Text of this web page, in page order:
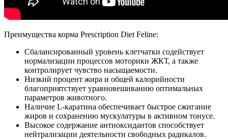
Преимущества корма Prescription Diet Feline:
Сбалансированный уровень клетчатки содействует
нормализации процессов моторики ЖКТ, а также
контролирует чувство насыщаемости.
Низкий процент жира и общей калорийности
благоприятствует уравновешиванию оптимальных
параметров животного.
Наличие L-каратина обеспечивает быстрое сжигание
жиров и сохранению мускулатуры в активном тонусе.
Высокое содержание антиоксидантов способствует
нейтрализации деятельности свободных радикалов.